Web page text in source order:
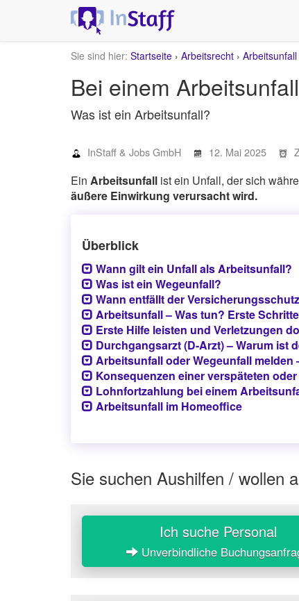
Sie sind hier: Startseite › Arbeitsrecht › Arbeitsunfall
Bei einem
Was ist ein Arbeitsunfall?
InStaff & Jobs GmbH 12. Mai 2025
Ein Arbeitsunfall ist ein Unfall, der sich
äußere Einwirkung verursacht wird.
Überblick
Wann gilt ein Unfall als Arbeitsunfall?
Was ist ein Wegeunfall?
Wann entfällt der
Arbeitsunfall – Was tun? Erste
Erste Hilfe leisten und Verletzungen
Durchgangsarzt (D-Arzt) – Warum ist
Arbeitsunfall oder Wegeunfall
Konsequenzen einer verspäteten
Lohnfortzahlung bei einem
Arbeitsunfall im Homeoffice
Sie suchen Aushilfen / wollen
Ich suche Personal
Unverbindliche